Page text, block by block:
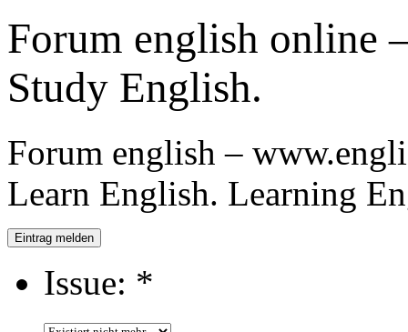
Forum english online
Study English.
Forum english –
Learn English. Learning
Eintrag melden
Issue: *